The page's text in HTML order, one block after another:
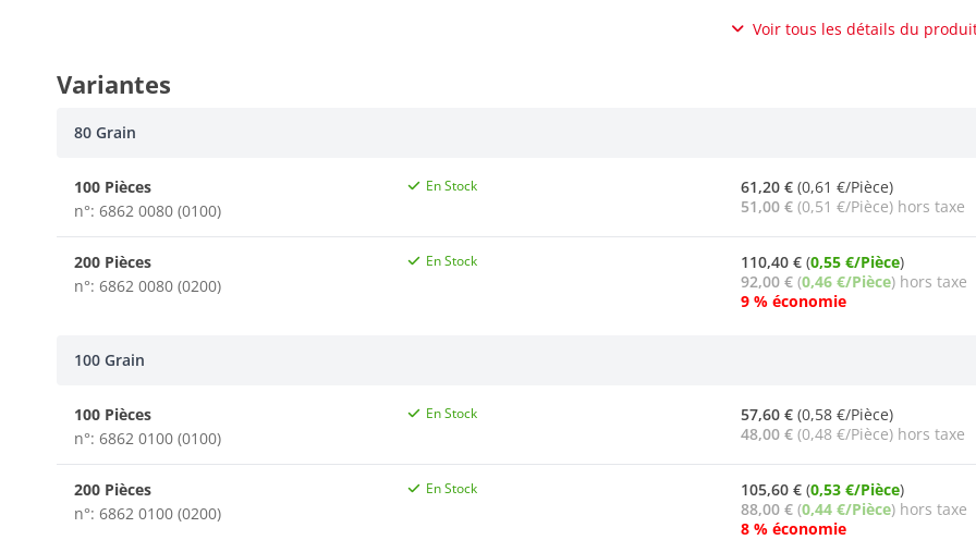
Voir tous les détails du
Variantes
80 Grain
100 Pièces
n°: 6862 0080 (0100)
En Stock 61,20 € (0,61 €/Pièce)
51,00 € (0,51 €/Pièce) hors taxe
200 Pièces
n°: 6862 0080 (0200)
En Stock 110,40 € (0,55 €/Pièce)
92,00 € (0,46 €/Pièce) hors taxe
9 % économie
100 Grain
100 Pièces
n°: 6862 0100 (0100)
En Stock 57,60 € (0,58 €/Pièce)
48,00 € (0,48 €/Pièce) hors taxe
200 Pièces
n°: 6862 0100 (0200)
En Stock 105,60 € (0,53 €/Pièce)
88,00 € (0,44 €/Pièce) hors taxe
8 % économie